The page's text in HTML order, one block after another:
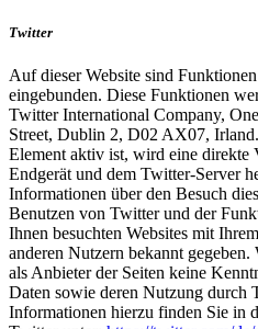
Twitter
Auf dieser Website sind
eingebunden. Diese Funktionen
Twitter International Company,
Street, Dublin 2, D02 AX07,
Element aktiv ist, wird eine direkte
Endgerät und dem Twitter-Server
Informationen über den Besuch
Benutzen von Twitter und der
Ihnen besuchten Websites mit
anderen Nutzern bekannt
als Anbieter der Seiten keine
Daten sowie deren Nutzung durch
Informationen hierzu finden Sie in